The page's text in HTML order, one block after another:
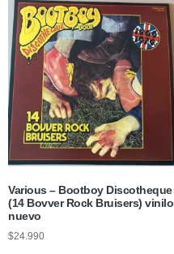
Various – Bootboy Discotheque
(14 Bovver Rock Bruisers) vinilo
nuevo
$24.990